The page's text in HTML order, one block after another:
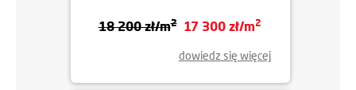
18 200 zł/m2 17 300 zł/m2
dowiedz się więcej